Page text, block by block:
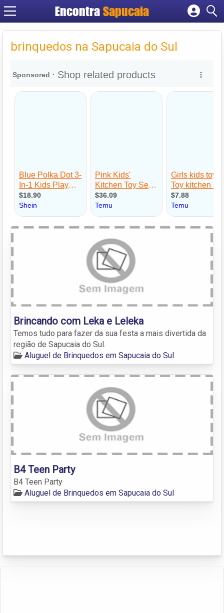
Encontra
Cadastrar empresa
Criar conta
brinquedos na Sapucaia do Sul
Brincando com Leka e Leleka
Temos tudo para fazer da sua festa a mais divertida da
região de Sapucaia do Sul.
Aluguel de Brinquedos em Sapucaia do Sul
B4 Teen Party
B4 Teen Party
Aluguel de Brinquedos em Sapucaia do Sul